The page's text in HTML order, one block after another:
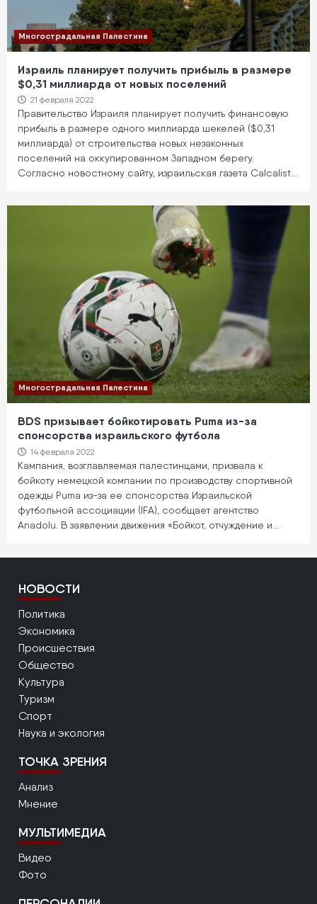
Многострадальная Палестина
Израиль планирует получить прибыль в размере
$0,31 миллиарда от новых поселений
21 февраля 2022
Правительство Израиля планирует получить финансовую
прибыль в размере одного миллиарда шекелей ($0,31
миллиарда) от строительства новых незаконных
поселений на оккупированном Западном берегу.
Согласно новостному сайту, израильская газета Calcalist…
Многострадальная Палестина
BDS призывает бойкотировать Puma из-за
спонсорства израильского футбола
14 февраля 2022
Кампания, возглавляемая палестинцами, призвала к
бойкоту немецкой компании по производству спортивной
одежды Puma из-за ее спонсорства Израильской
футбольной ассоциации (IFA), сообщает агентство
Anadolu. В заявлении движения «Бойкот, отчуждение и…
НОВОСТИ
Политика
Экономика
Происшествия
Общество
Культура
Туризм
Спорт
Наука и экология
ТОЧКА ЗРЕНИЯ
Анализ
Мнение
МУЛЬТИМЕДИА
Видео
Фото